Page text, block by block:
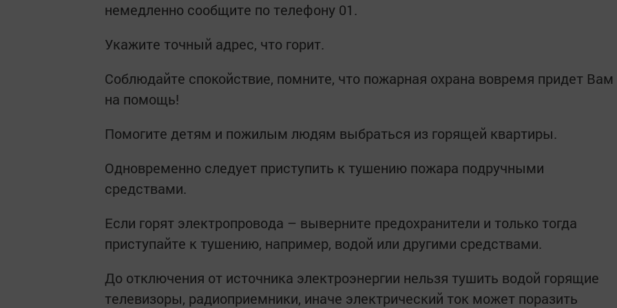
немедленно сообщите по телефону 01.
Укажите точный адрес, что горит.
Соблюдайте спокойствие, помните, что пожарная охрана вовремя придет Вам
на помощь!
Помогите детям и пожилым людям выбраться из горящей квартиры.
Одновременно следует приступить к тушению пожара подручными
средствами.
Если горят электропровода – выверните предохранители и только тогда
приступайте к тушению, например, водой или другими средствами.
До отключения от источника электроэнергии нельзя тушить водой горящие
телевизоры, радиоприемники, иначе электрический ток может поразить